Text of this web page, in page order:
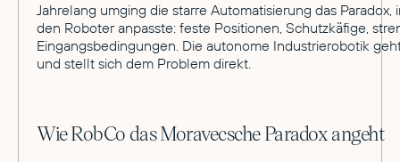
Jahrelang umging die starre Automatisierung das
den Roboter anpasste: feste Positionen, Schutzkäfige,
Eingangsbedingungen. Die autonome Industrierobotik
und stellt sich dem Problem direkt.
Wie RobCo das Moravecsche Paradox angeht